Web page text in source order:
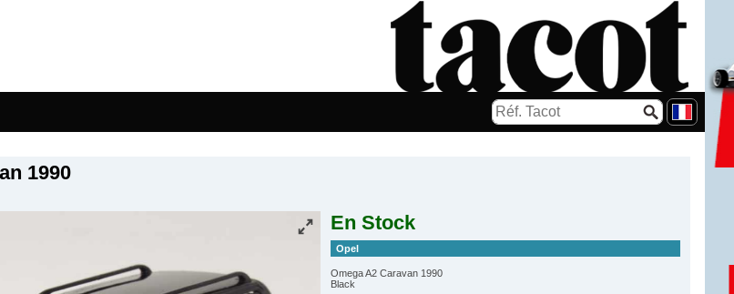
1990
En Stock
Opel
Omega A2 Caravan 1990
Black